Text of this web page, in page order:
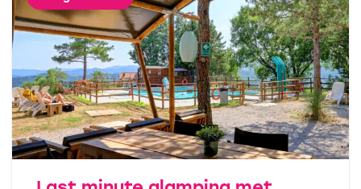
om later bewuste keuzes te maken. Dat
hoeft helemaal niet ingewikkeld te zijn;
juist […]